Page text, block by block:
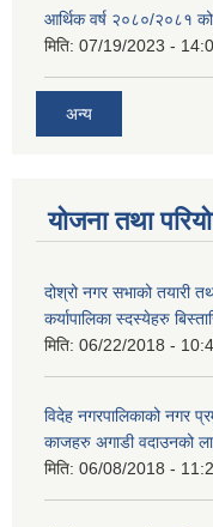
आर्थिक वर्ष २०८०/२०८१
मिति: 07/19/2023 -
अन्य
योजना तथा
दोश्रो नगर सभाको तयारी
कर्यापालिका स्दस्येहरु
मिति: 06/22/2018 -
विदेह नगरपालिकाको नगर
काजहरु अगाडी वदाउनको
मिति: 06/08/2018 -